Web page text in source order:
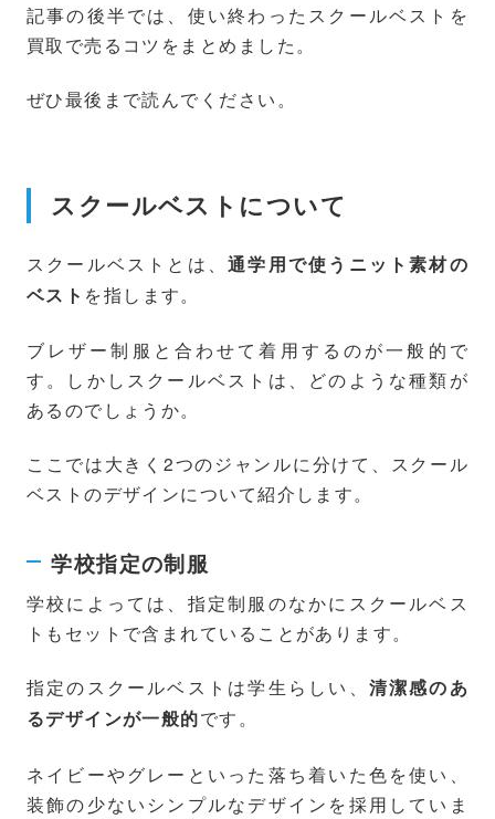
記事の後半では、使い終わったスクールベストを
買取で売るコツをまとめました。
ぜひ最後まで読んでください。
スクールベストについて
スクールベストとは、通学用で使うニット素材の
ベスト を指します。
ブレザー制服と合わせて着用するのが一般的で
す。しかしスクールベストは、どのような種類が
あるのでしょうか。
ここでは大きく2つのジャンルに分けて、スクール
ベストのデザインについて紹介します。
学校指定の制服
学校によっては、指定制服のなかにスクールベス
トもセットで含まれていることがあります。
指定のスクールベストは学生らしい、 清潔感のあ
るデザインが一般的です。
ネイビーやグレーといった落ち着いた色を使い、
装飾の少ないシンプルなデザインを採用していま